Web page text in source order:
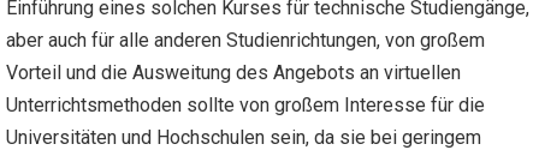
Einführung eines solchen Kurses für technische Studiengänge,
aber auch für alle anderen Studienrichtungen, von großem
Vorteil und die Ausweitung des Angebots an virtuellen
Unterrichtsmethoden sollte von großem Interesse für die
Universitäten und Hochschulen sein, da sie bei geringem